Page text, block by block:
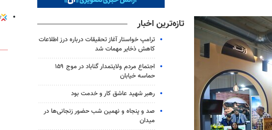
تازه‌ترین اخبار
ترامپ خواستار آغاز تحقیقات درباره درز اطلاعات
کاهش ذخایر مهمات شد
اجتماع مردم ولایتمدار گناباد در موج ۱۵۹
حماسه خیابان
رهبر شهید عاشق کار و خدمت بود
صد و پنجاه و نهمین شب حضور زنجانی‌ها در
میدان